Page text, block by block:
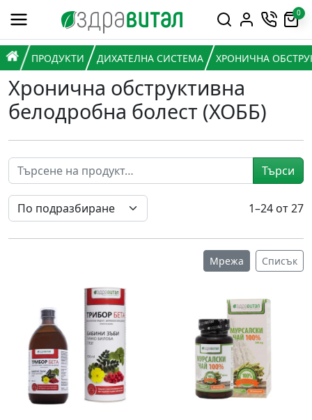
Премини към съдържанието
Горна навигация
0
Главна навигация
НАЧАЛО
ПРОДУКТИ ДИХАТЕЛНА СИСТЕМА ХРОНИЧНА
Хронична обструктивна
белодробна болест (ХОББ)
1–24 от 27
Търси
Мрежа Списък